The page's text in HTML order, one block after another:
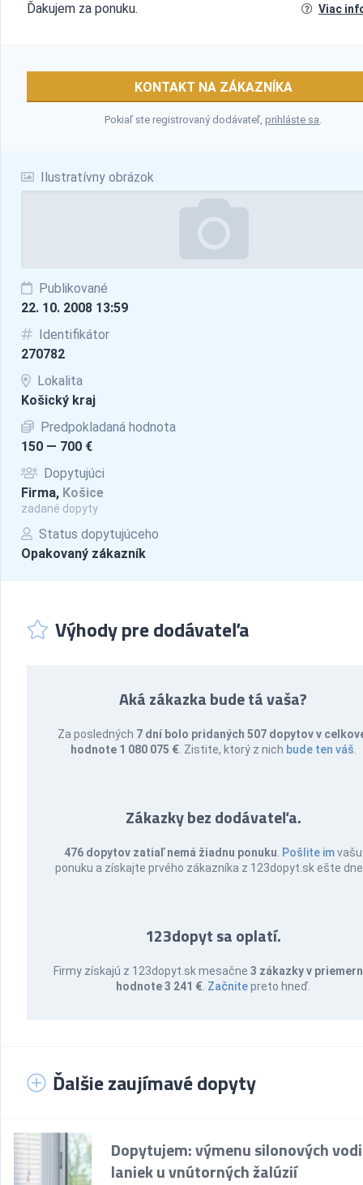
Ilustratívny obrázok
Publikované
22. 10. 2008 13:59
Identifikátor
270782
Lokalita
Košický kraj
Predpokladaná hodnota
150 — 700 €
Dopytujúci
Firma, Košice
zadané dopyty
Status dopytujúceho
Opakovaný zákazník
Ďakujem za ponuku. Viac
KONTAKT NA ZÁKAZNÍKA
Pokiaľ ste registrovaný dodávateľ,prihláste sa.
Výhody pre dodávateľa
Aká zákazka bude tá vaša?
Za posledných 7 dní bolo pridaných 507 dopytov v
hodnote 1 080 075 € . Zistite, ktorý z nich bude ten váš
Zákazky bez dodávateľa.
476 dopytov zatiaľ nemá žiadnu ponuku Pošlite imvašu
ponuku a získajte prvého zákazníka z 123dopyt.sk ešte
123dopyt sa oplatí.
Firmy získajú z 123dopyt.sk mesačne3 zákazky v
hodnote 3 241 € Začnitepreto hneď.
Ďalšie zaujímavé dopyty
Dopytujem: výmenu silonových
laniek u vnútorných žalúzií